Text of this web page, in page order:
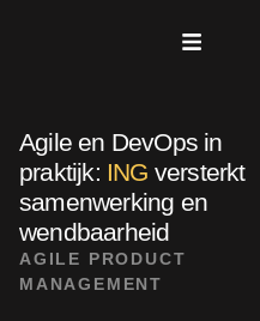
Agile en DevOps in
praktijk: ING versterkt
samenwerking en
wendbaarheid
AGILE PRODUCT
MANAGEMENT